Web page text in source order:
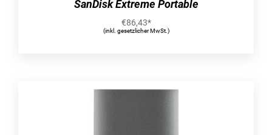
SanDisk Extreme Portable
€86,43*
(inkl. gesetzlicher MwSt.)